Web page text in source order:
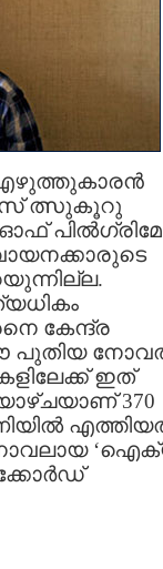
എഴുത്തുകാരന്‍
ത്സുകൂറു
കേന്ദ്ര
ഈ പുതിയ
ഇത്
370
നോവലായ